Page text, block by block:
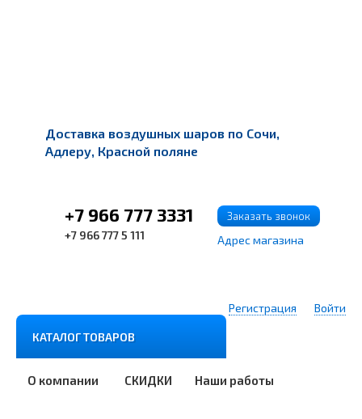
Доставка воздушных шаров по Сочи,
Адлеру, Красной поляне
+7 966 777 3331
+7 966 777 5 111
Заказать звонок
Адрес магазина
Регистрация Войти
КАТАЛОГ ТОВАРОВ
О компании СКИДКИ Наши работы